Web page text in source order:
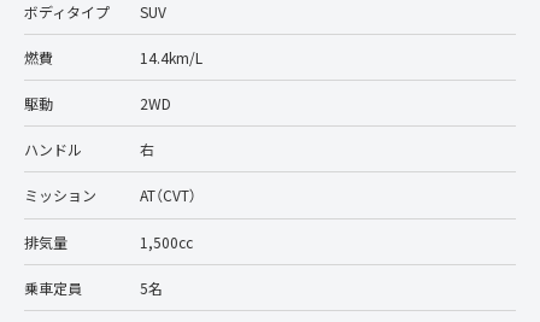
ボディタイプ SUV
燃費 14.4km/L
駆動 2WD
ハンドル 右
ミッション AT（CVT）
排気量 1,500cc
乗車定員 5名